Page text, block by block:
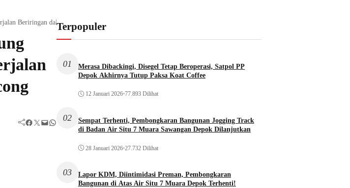
Beriringan dalam Harmoni Musik Keroncong
Facebook Twitter Mail WhatsApp
Terpopuler
01
Merasa Dibackingi, Disegel Tetap Beroperasi, Satpol PP
Depok Akhirnya Tutup Paksa Koat Coffee
12 Januari 2026•77.893 Dilihat
02
Sempat Terhenti, Pembongkaran Bangunan Jogging Track
di Badan Air Situ 7 Muara Sawangan Depok Dilanjutkan
28 Januari 2026•27.732 Dilihat
03
Lapor KDM, Diintimidasi Preman, Pembongkaran
Bangunan di Atas Air Situ 7 Muara Depok Terhenti!